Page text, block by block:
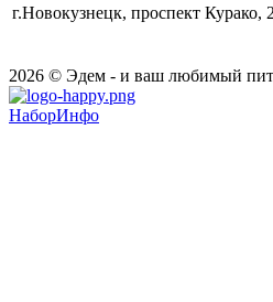
г.Новокузнецк, проспект Курако,
2026 © Эдем - и ваш любимый
НаборИнфо